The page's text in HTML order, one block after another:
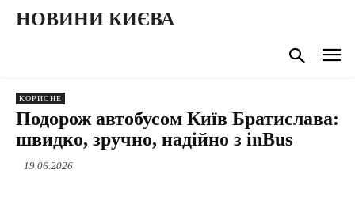
НОВИНИ КИЄВА
КОРИСНЕ
Подорож автобусом Київ Братислава:
швидко, зручно, надійно з inBus
19.06.2026